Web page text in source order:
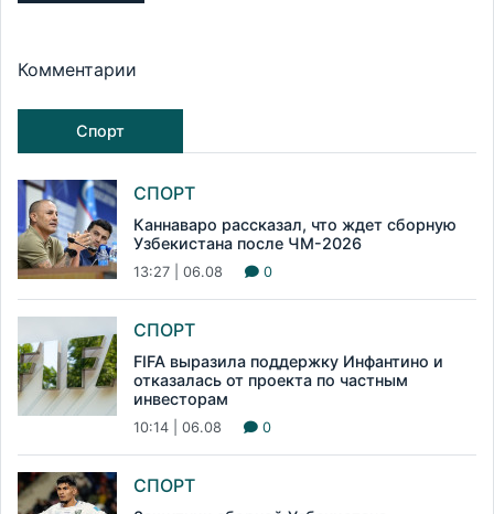
Комментарии
Спорт
СПОРТ
Каннаваро рассказал, что ждет сборную
Узбекистана после ЧМ-2026
13:27 | 06.08 0
СПОРТ
FIFA выразила поддержку Инфантино и
отказалась от проекта по частным
инвесторам
10:14 | 06.08 0
СПОРТ